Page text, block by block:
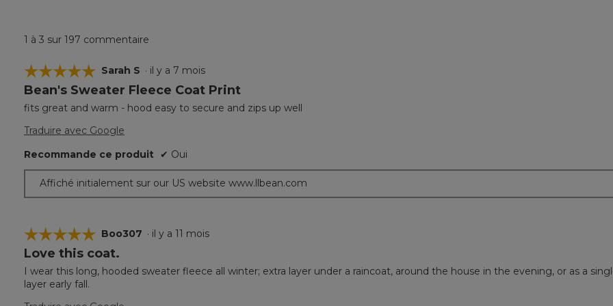
1 à 3 sur 197 commentaire
☆☆☆☆☆
☆☆☆☆☆
5
sur
5.
Sarah S · il y a 7 mois
Bean's Sweater Fleece Coat Print
fits great and warm - hood easy to secure and zips up well
Traduire avec Google
Recommande ce produit ✔ Oui
Affiché initialement sur our US website www.llbean.com
☆☆☆☆☆
☆☆☆☆☆
5
sur
5.
Boo307 · il y a 11 mois
Love this coat.
I wear this long, hooded sweater fleece all winter; extra layer under a raincoat, around the house in the evening, or as a
layer early fall.